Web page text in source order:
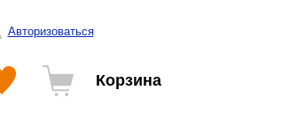
Авторизоваться
Корзина